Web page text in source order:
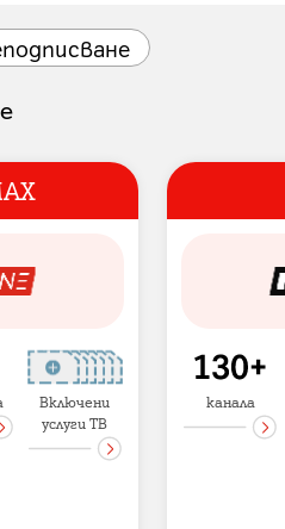
Включени
услуги ТВ
канала